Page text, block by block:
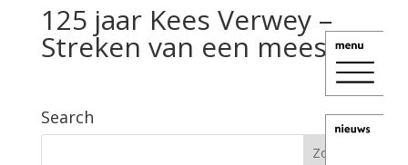
125 jaar Kees Verwey –
Streken van een meester
Search